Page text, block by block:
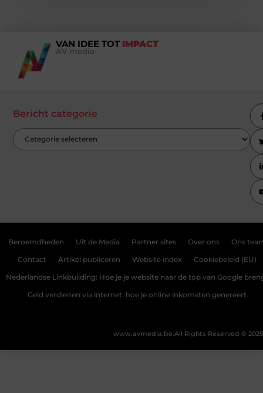
VAN IDEE TOT IMPACT
AV media
Bericht categorie
Beroemdheden Uit de Media Partner sites Over ons Ons
Contact Artikel publiceren Website index Cookiebeleid (EU)
Nederlandse Linkbuilding: Hoe je je website naar de top van Google
Geld verdienen via internet: hoe je online inkomsten genereert
All Rights Reserved © 2025
www.avmedia.be.